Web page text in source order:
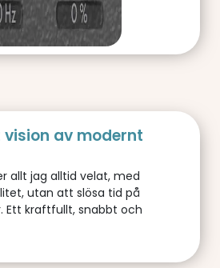
vision av modernt
allt jag alltid velat, med
utan att slösa tid på
Ett kraftfullt, snabbt och